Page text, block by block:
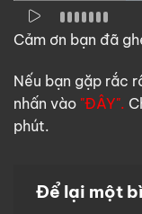
Cảm ơn bạn đã
Nếu bạn gặp rắc
nhấn vào "ĐÂY".
phút.
Để lại một